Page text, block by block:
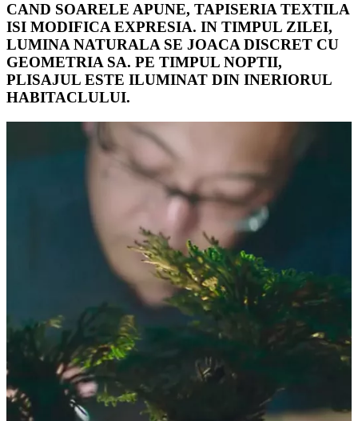
CAND SOARELE APUNE, TAPISERIA TEXTILA
ISI MODIFICA EXPRESIA. IN TIMPUL ZILEI,
LUMINA NATURALA SE JOACA DISCRET CU
GEOMETRIA SA. PE TIMPUL NOPTII,
PLISAJUL ESTE ILUMINAT DIN INERIORUL
HABITACLULUI.